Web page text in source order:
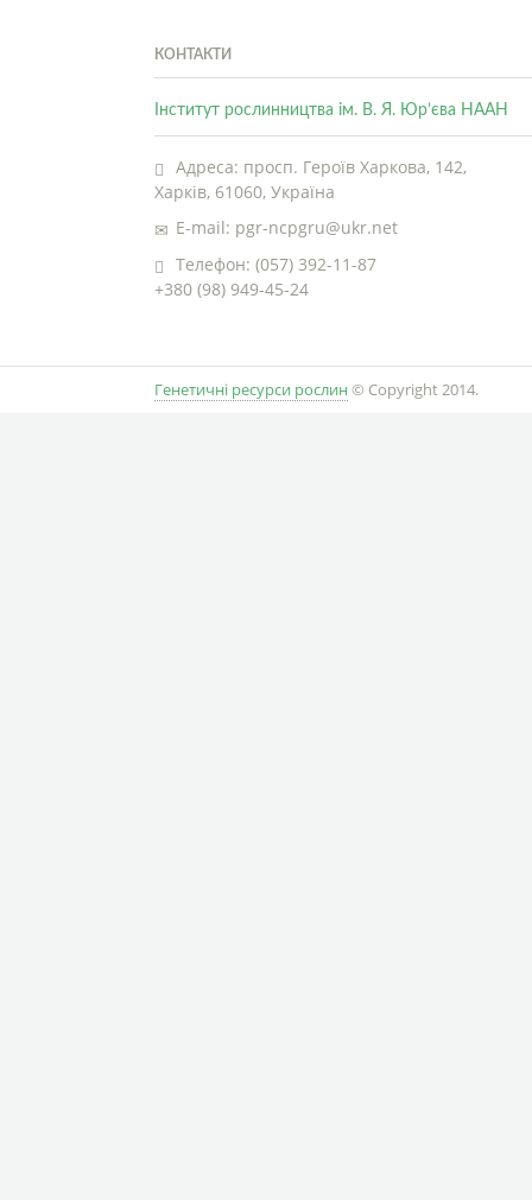
КОНТАКТИ
Інститут рослинництва ім. В. Я. Юр’єва НААН
Адреса: просп. Героїв Харкова, 142,
Харків, 61060, Україна
E-mail: pgr-ncpgru@ukr.net
Телефон: (057) 392-11-87
+380 (98) 949-45-24
Генетичні ресурси рослин © Copyright 2014.